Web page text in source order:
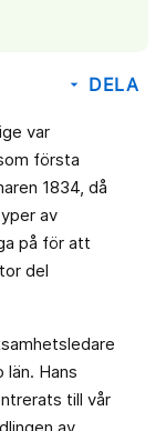
arrow_drop_down DELA
var
första
1834, då
av
på för att
del
län. Hans
till vår
av